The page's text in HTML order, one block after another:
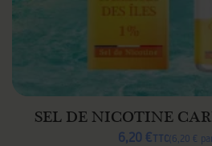
SEL DE NICOTINE
6,20 € TTC 6,20 €